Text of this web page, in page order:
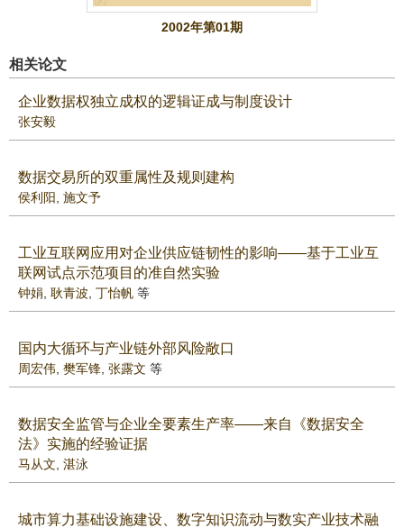
2002年第01期
相关论文
企业数据权独立成权的逻辑证成与制度设计
张安毅
数据交易所的双重属性及规则建构
侯利阳 施文予
工业互联网应用对企业供应链韧性的影响——基于工业互
联网试点示范项目的准自然实验
钟娟 耿青波 丁怡帆 等
国内大循环与产业链外部风险敞口
周宏伟 樊军锋 张露文 等
数据安全监管与企业全要素生产率——来自《数据安全
法》实施的经验证据
马从文 湛泳
城市算力基础设施建设、数字知识流动与数实产业技术融